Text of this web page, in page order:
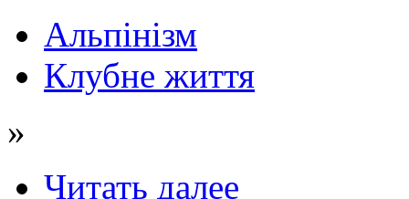
Альпінізм
Клубне життя
»
Читать далее